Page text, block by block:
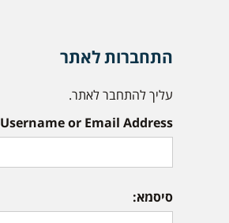
התחברות לאתר
עליך להתחבר לאתר.
Username or Email Address:
סיסמא: